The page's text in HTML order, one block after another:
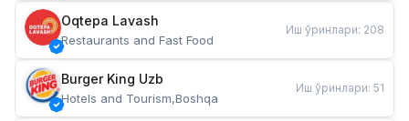
Oqtepa Lavash
Restaurants and Fast Food
Иш ўринлари: 208
Burger King Uzb
Hotels and Tourism,Boshqa
Иш ўринлари: 51